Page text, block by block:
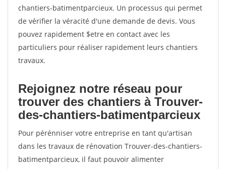
chantiers-batimentparcieux. Un processus qui permet
de vérifier la véracité d'une demande de devis. Vous
pouvez rapidement $etre en contact avec les
particuliers pour réaliser rapidement leurs chantiers
travaux.
Rejoignez notre réseau pour
trouver des chantiers à Trouver-
des-chantiers-batimentparcieux
Pour pérénniser votre entreprise en tant qu'artisan
dans les travaux de rénovation Trouver-des-chantiers-
batimentparcieux, il faut pouvoir alimenter